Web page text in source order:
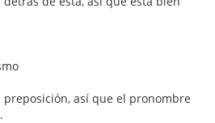
preposición, así que el pronombre